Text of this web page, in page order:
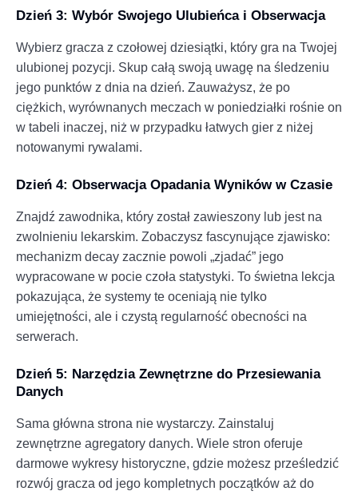
Dzień 3: Wybór Swojego Ulubieńca i Obserwacja
Wybierz gracza z czołowej dziesiątki, który gra na Twojej
ulubionej pozycji. Skup całą swoją uwagę na śledzeniu
jego punktów z dnia na dzień. Zauważysz, że po
ciężkich, wyrównanych meczach w poniedziałki rośnie on
w tabeli inaczej, niż w przypadku łatwych gier z niżej
notowanymi rywalami.
Dzień 4: Obserwacja Opadania Wyników w Czasie
Znajdź zawodnika, który został zawieszony lub jest na
zwolnieniu lekarskim. Zobaczysz fascynujące zjawisko:
mechanizm decay zacznie powoli „zjadać” jego
wypracowane w pocie czoła statystyki. To świetna lekcja
pokazująca, że systemy te oceniają nie tylko
umiejętności, ale i czystą regularność obecności na
serwerach.
Dzień 5: Narzędzia Zewnętrzne do Przesiewania
Danych
Sama główna strona nie wystarczy. Zainstaluj
zewnętrzne agregatory danych. Wiele stron oferuje
darmowe wykresy historyczne, gdzie możesz prześledzić
rozwój gracza od jego kompletnych początków aż do